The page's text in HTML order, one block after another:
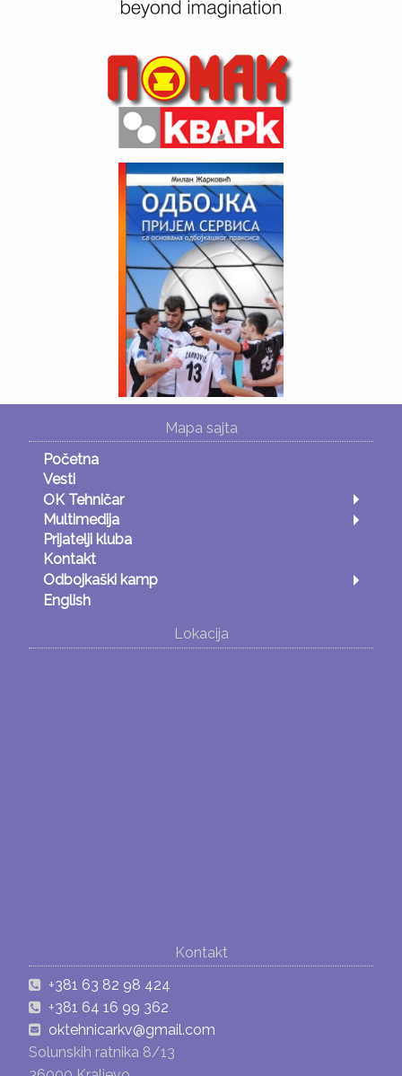
Mapa sajta
Početna
Vesti
OK Tehničar
Multimedija
Prijatelji kluba
Kontakt
Odbojkaški kamp
English
Lokacija
Kontakt
+381 63 82 98 424
+381 64 16 99 362
oktehnicarkv@gmail.com
Solunskih ratnika 8/13